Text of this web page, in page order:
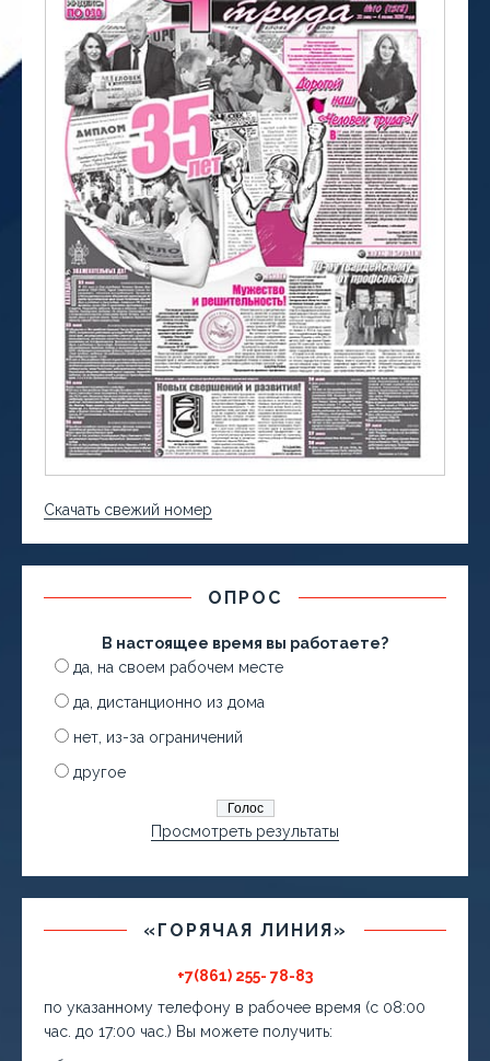
Скачать свежий номер
ОПРОС
В настоящее время вы работаете?
да, на своем рабочем месте
да, дистанционно из дома
нет, из-за ограничений
другое
Просмотреть результаты
«ГОРЯЧАЯ ЛИНИЯ»
+7(861) 255- 78-83
по указанному телефону в рабочее время (с 08:00
час. до 17:00 час.) Вы можете получить: